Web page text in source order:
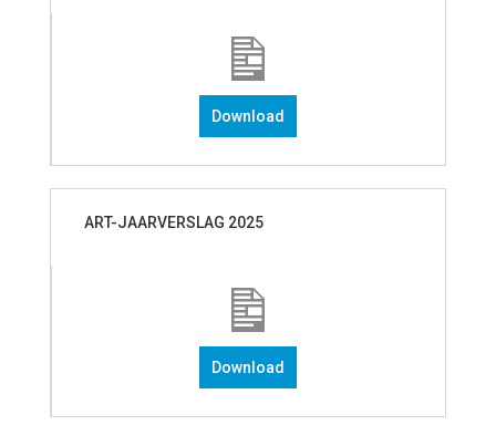
Download
ART-JAARVERSLAG 2025
Download